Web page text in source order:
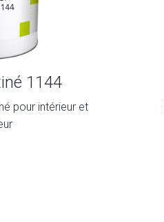
1144
pour intérieur et